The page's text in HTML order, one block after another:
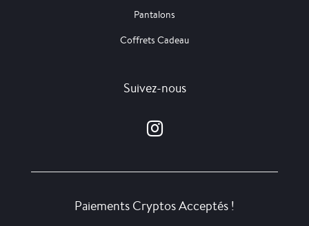
Pantalons
Coffrets Cadeau
Suivez-nous
Paiements Cryptos Acceptés !